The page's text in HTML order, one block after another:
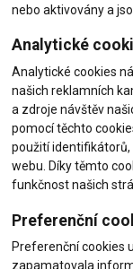
nebo aktivovány a
Analytické
Analytické cookies
našich reklamních
a zdroje návštěv
pomocí těchto
použití
webu. Díky těmto
funkčnost našich
Preferenční
Preferenční cookies
zapamatovala